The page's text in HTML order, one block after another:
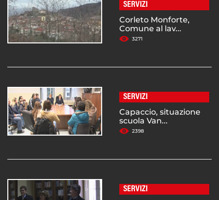
SERVIZI
Corleto Monforte,
Comune al lav...
3271
SERVIZI
Capaccio, situazione
scuola Van...
2398
SERVIZI